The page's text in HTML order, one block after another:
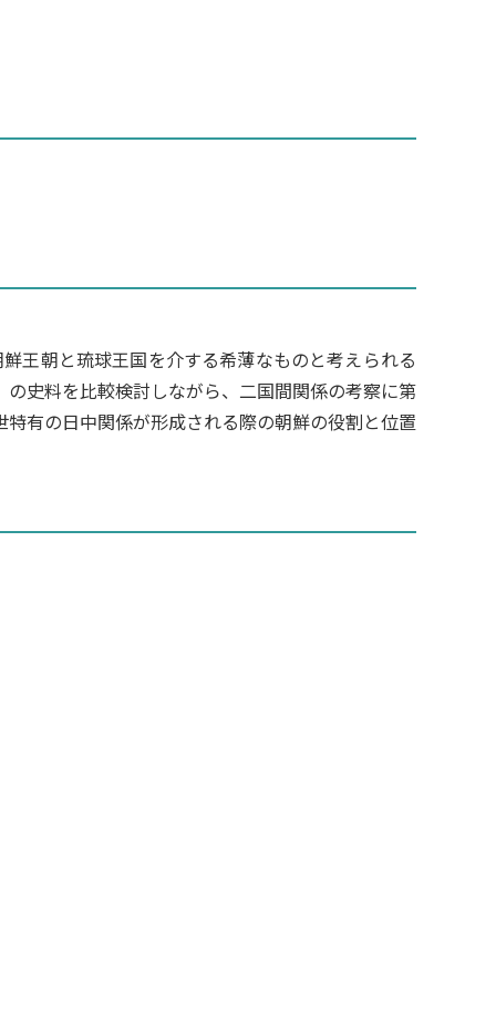
王朝と琉球王国を介する希薄なものと考えられる
史料を比較検討しながら、二国間関係の考察に第
有の日中関係が形成される際の朝鮮の役割と位置